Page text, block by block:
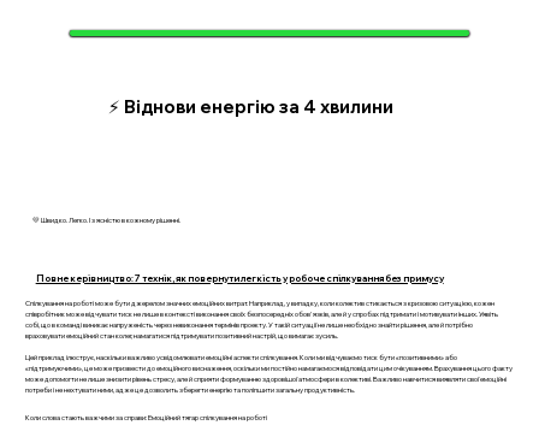
⚡ Віднови енергію за 4 хвилини
💛 Швидко. Легко. І з ясністю в кожному рішенні.
Повне керівництво: 7 технік, як повернути легкість у робоче спілкування без примусу
Спілкування на роботі може бути джерелом значних емоційних витрат. Наприклад, у випадку, коли колектив стикається з кризовою ситуацією, кожен
співробітник може відчувати тиск не лише в контексті виконання своїх безпосередніх обов'язків, але й у спробах підтримати і мотивувати інших. Уявіть
собі, що в команді виникає напруженість через невиконання термінів проекту. У такій ситуації не лише необхідно знайти рішення, але й потрібно
враховувати емоційний стан колег, намагатися підтримувати позитивний настрій, що вимагає зусиль.
Цей приклад ілюструє, наскільки важливо усвідомлювати емоційні аспекти спілкування. Коли ми відчуваємо тиск бути «позитивними» або
«підтримуючими», це може призвести до емоційного виснаження, оскільки ми постійно намагаємося відповідати цим очікуванням. Врахування цього факту
може допомогти не лише знизити рівень стресу, але й сприяти формуванню здоровішої атмосфери в колективі. Важливо навчитися виявляти свої емоційні
потреби і не нехтувати ними, адже це дозволить зберегти енергію та поліпшити загальну продуктивність.
Коли слова стають важчими за справи: Емоційний тягар спілкування на роботі